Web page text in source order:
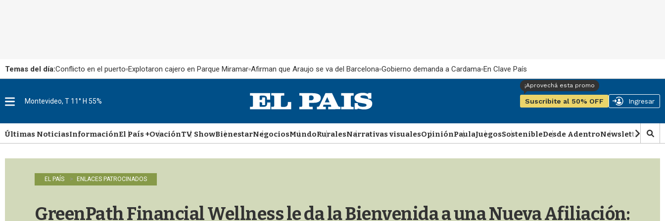
Temas del día:Conflicto en el puerto Explotaron cajero en Parque Miramar Afirman que Araujo se va del Barcelona Gobierno demanda a Cardama En Clave País
u
Montevideo, T 11° H 55% Suscribite al 50% OFF Ingresar
Últimas NoticiasInformaciónEl País +OvaciónTV ShowBienestarNegociosMundoRuralesNarrativas visualesOpiniónPaulaJuegosSostenibleDesde AdentroNewsletter
M
o
s
EL PAÍS ENLACES PATROCINADOS
GreenPath Financial Wellness le da la Bienvenida a una Nueva Afiliación: